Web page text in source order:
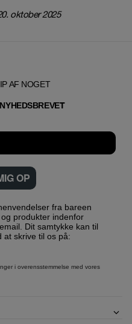
oktober 2025
AF NOGET
T
OP
fra bareen
produkter indenfor
kan til
at skrive til os på:
i overensstemmelse med vores